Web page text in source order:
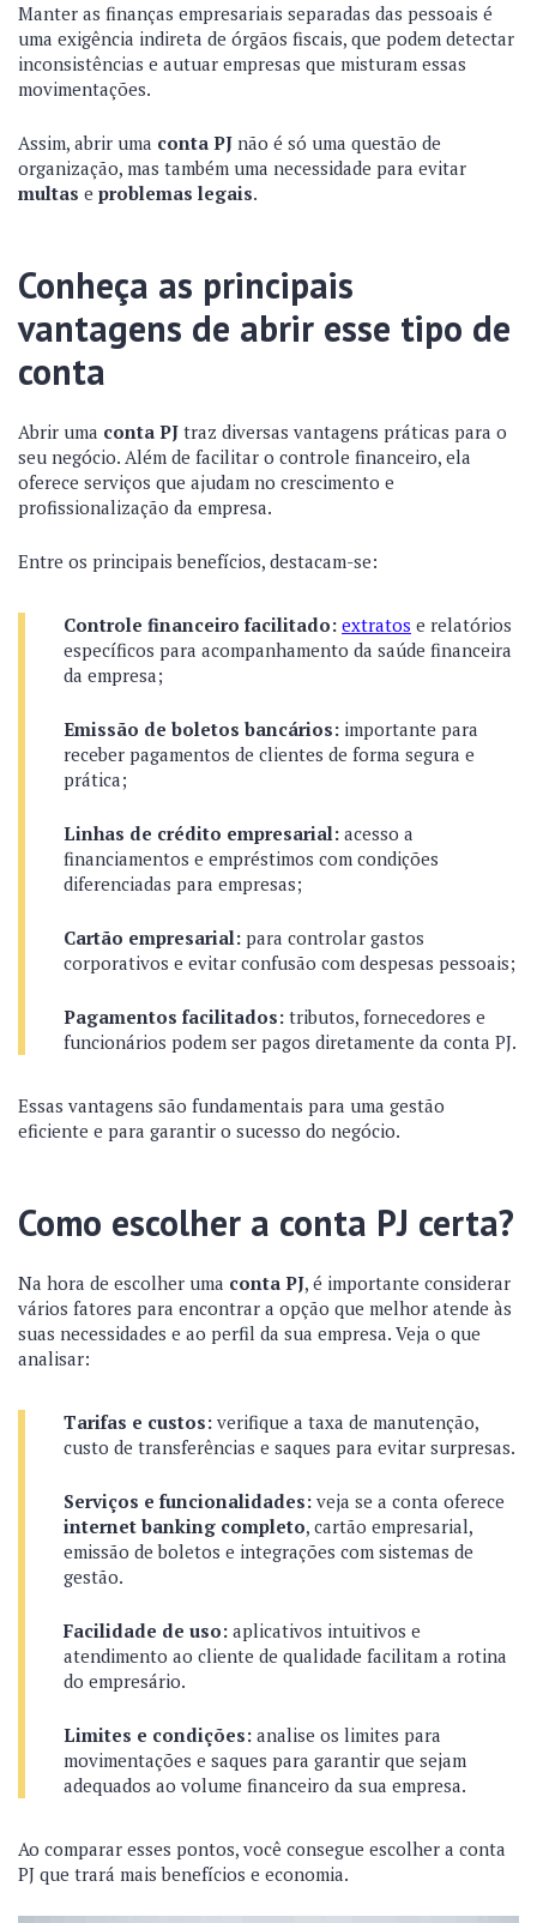
Manter as finanças empresariais separadas das pessoais é
uma exigência indireta de órgãos fiscais, que podem detectar
inconsistências e autuar empresas que misturam essas
movimentações.
Assim, abrir uma conta PJ não é só uma questão de
organização, mas também uma necessidade para evitar
multas e problemas legais.
Conheça as principais
vantagens de abrir esse tipo de
conta
Abrir uma conta PJ traz diversas vantagens práticas para o
seu negócio. Além de facilitar o controle financeiro, ela
oferece serviços que ajudam no crescimento e
profissionalização da empresa.
Entre os principais benefícios, destacam-se:
Controle financeiro facilitado: extratos e relatórios
específicos para acompanhamento da saúde financeira
da empresa;
Emissão de boletos bancários: importante para
receber pagamentos de clientes de forma segura e
prática;
Linhas de crédito empresarial: acesso a
financiamentos e empréstimos com condições
diferenciadas para empresas;
Cartão empresarial: para controlar gastos
corporativos e evitar confusão com despesas pessoais;
Pagamentos facilitados: tributos, fornecedores e
funcionários podem ser pagos diretamente da conta PJ.
Essas vantagens são fundamentais para uma gestão
eficiente e para garantir o sucesso do negócio.
Como escolher a conta PJ certa?
Na hora de escolher uma conta PJ, é importante considerar
vários fatores para encontrar a opção que melhor atende às
suas necessidades e ao perfil da sua empresa. Veja o que
analisar:
Tarifas e custos: verifique a taxa de manutenção,
custo de transferências e saques para evitar surpresas.
Serviços e funcionalidades: veja se a conta oferece
internet banking completo, cartão empresarial,
emissão de boletos e integrações com sistemas de
gestão.
Facilidade de uso: aplicativos intuitivos e
atendimento ao cliente de qualidade facilitam a rotina
do empresário.
Limites e condições: analise os limites para
movimentações e saques para garantir que sejam
adequados ao volume financeiro da sua empresa.
Ao comparar esses pontos, você consegue escolher a conta
PJ que trará mais benefícios e economia.